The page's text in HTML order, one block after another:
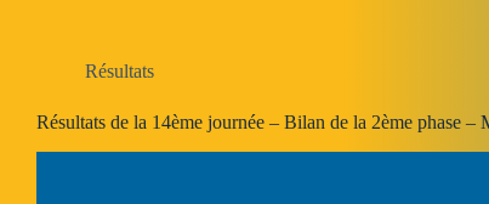
Résultats
Résultats de la 14ème journée – Bilan de la 2ème phase –